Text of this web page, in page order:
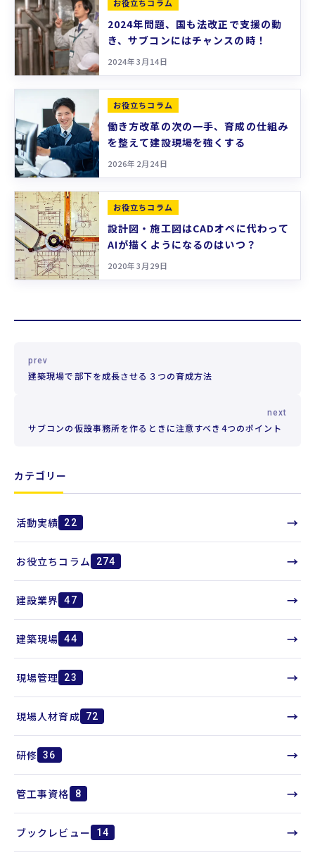
お役立ちコラム
2024年問題、国も法改正で支援の動
き、サブコンにはチャンスの時！
2024年3月14日
お役立ちコラム
働き方改革の次の一手、育成の仕組み
を整えて建設現場を強くする
2026年2月24日
お役立ちコラム
設計図・施工図はCADオペに代わって
AIが描くようになるのはいつ？
2020年3月29日
prev
建築現場で部下を成長させる３つの育成方法
next
サブコンの仮設事務所を作るときに注意すべき4つのポイント
カテゴリー
活動実績 22 →
お役立ちコラム 274 →
建設業界 47 →
建築現場 44 →
現場管理 23 →
現場人材育成 72 →
研修 36 →
管工事資格 8 →
ブックレビュー 14 →